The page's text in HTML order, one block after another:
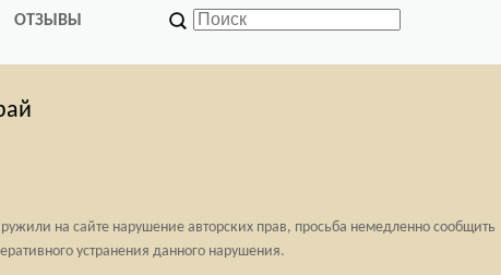
ОТЗЫВЫ
на сайте нарушение авторских прав, просьба немедленно сообщить
устранения данного нарушения.